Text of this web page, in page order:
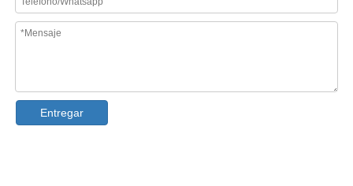
Máquina formadora de rollos de techo de tejas metrocopo de metal con caja de cambios Máquina perfiladora de azulejos con apilador de 12M
Entregar